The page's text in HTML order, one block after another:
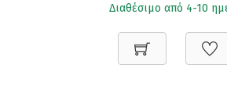
Διαθέσιμο από 4-10